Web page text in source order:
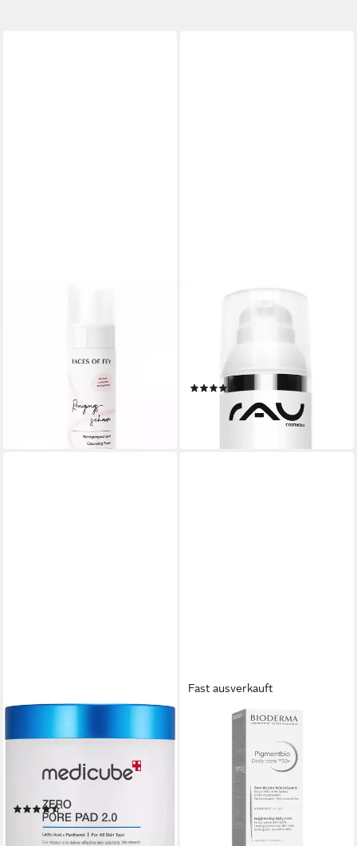
(119,75 €/ 1 l)
lieferbar - in 2-3 Werktagen bei dir
Gesichtsserum Collagen
(1)
(777,40 €/ 1 l)
lieferbar - in 2-3 Werktagen bei dir
Gesichtsreinigungstuch ZERO
Haut, minimiert Poren und
(2)
ab 24,99 € UVP30,90 €
Fast ausverkauft
BIODERMA
Tägliche Pflege LSF 50+ -,
gegen Hautunreinheiten
lieferbar - in 2-3 Werktagen bei dir